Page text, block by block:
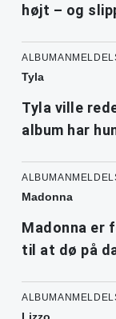
højt – og
Tyla
Tyla ville
album har
Madonna
Madonna er
til at dø på